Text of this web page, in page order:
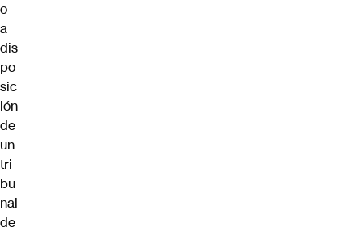
o
a
dis
po
sic
ión
de
un
tri
bu
nal
de